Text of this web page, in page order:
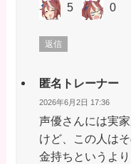
5 0
返信
匿名トレーナー
2026年6月2日 17:36
声優さんには実
けど、この人は
金持ちというよ